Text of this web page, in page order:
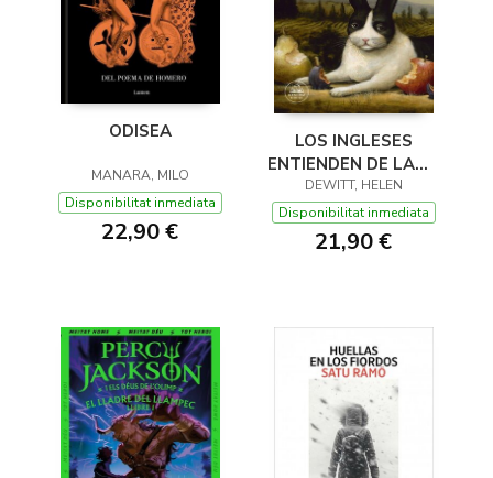
ODISEA
MANARA, MILO
Disponibilitat inmediata
22,90 €
LOS INGLESES
ENTIENDEN DE LANA
(Y OTROS TRUCOS)
DEWITT, HELEN
Disponibilitat inmediata
21,90 €